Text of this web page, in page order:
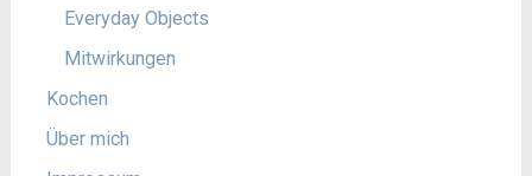
Everyday Objects
Mitwirkungen
Kochen
Über mich